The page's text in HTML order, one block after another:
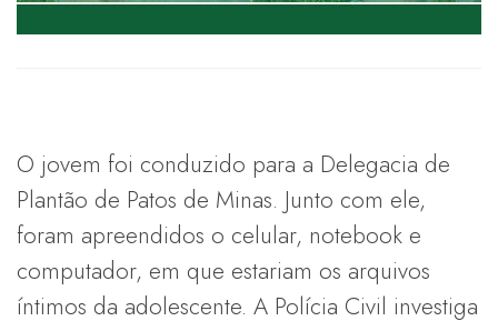
O jovem foi conduzido para a Delegacia de
Plantão de Patos de Minas. Junto com ele,
foram apreendidos o celular, notebook e
computador, em que estariam os arquivos
íntimos da adolescente. A Polícia Civil investiga